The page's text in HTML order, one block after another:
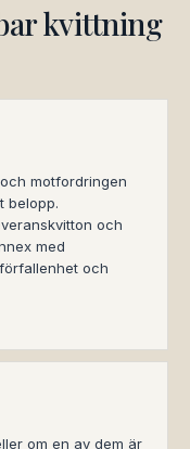
kvittning
motfordringen
belopp.
och
med
och
om en av dem är